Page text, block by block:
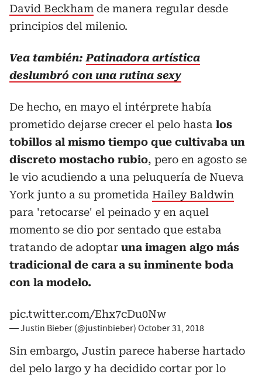
David Beckham de manera regular desde
principios del milenio.
Vea también: Patinadora artística
deslumbró con una rutina sexy
De hecho, en mayo el intérprete había
prometido dejarse crecer el pelo hasta los
tobillos al mismo tiempo que cultivaba un
discreto mostacho rubio, pero en agosto se
le vio acudiendo a una peluquería de Nueva
York junto a su prometida Hailey Baldwin
para 'retocarse' el peinado y en aquel
momento se dio por sentado que estaba
tratando de adoptar una imagen algo más
tradicional de cara a su inminente boda
con la modelo.
pic.twitter.com/Ehx7cDu0Nw
— Justin Bieber (@justinbieber) October 31, 2018
Sin embargo, Justin parece haberse hartado
del pelo largo y ha decidido cortar por lo